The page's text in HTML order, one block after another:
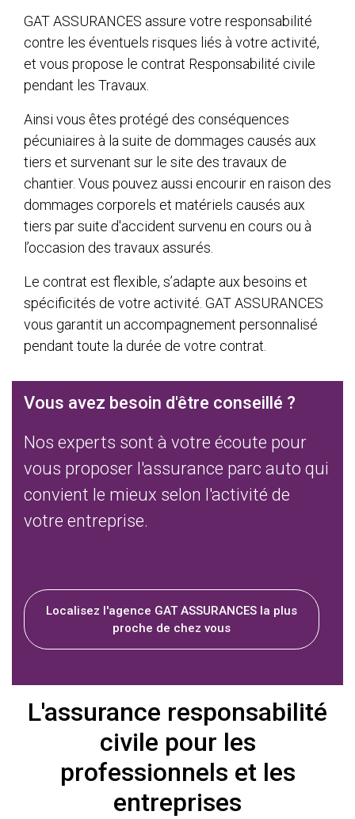
GAT ASSURANCES assure votre responsabilité
contre les éventuels risques liés à votre activité,
et vous propose le contrat Responsabilité civile
pendant les Travaux.
Ainsi vous êtes protégé des conséquences
pécuniaires à la suite de dommages causés aux
tiers et survenant sur le site des travaux de
chantier. Vous pouvez aussi encourir en raison des
dommages corporels et matériels causés aux
tiers par suite d'accident survenu en cours ou à
l’occasion des travaux assurés.
Le contrat est flexible, s’adapte aux besoins et
spécificités de votre activité. GAT ASSURANCES
vous garantit un accompagnement personnalisé
pendant toute la durée de votre contrat.
Vous avez besoin d'être conseillé ?
Nos experts sont à votre écoute pour
vous proposer l'assurance parc auto qui
convient le mieux selon l'activité de
votre entreprise.
Localisez l'agence GAT ASSURANCES la plus
proche de chez vous
L'assurance responsabilité
civile pour les
professionnels et les
entreprises